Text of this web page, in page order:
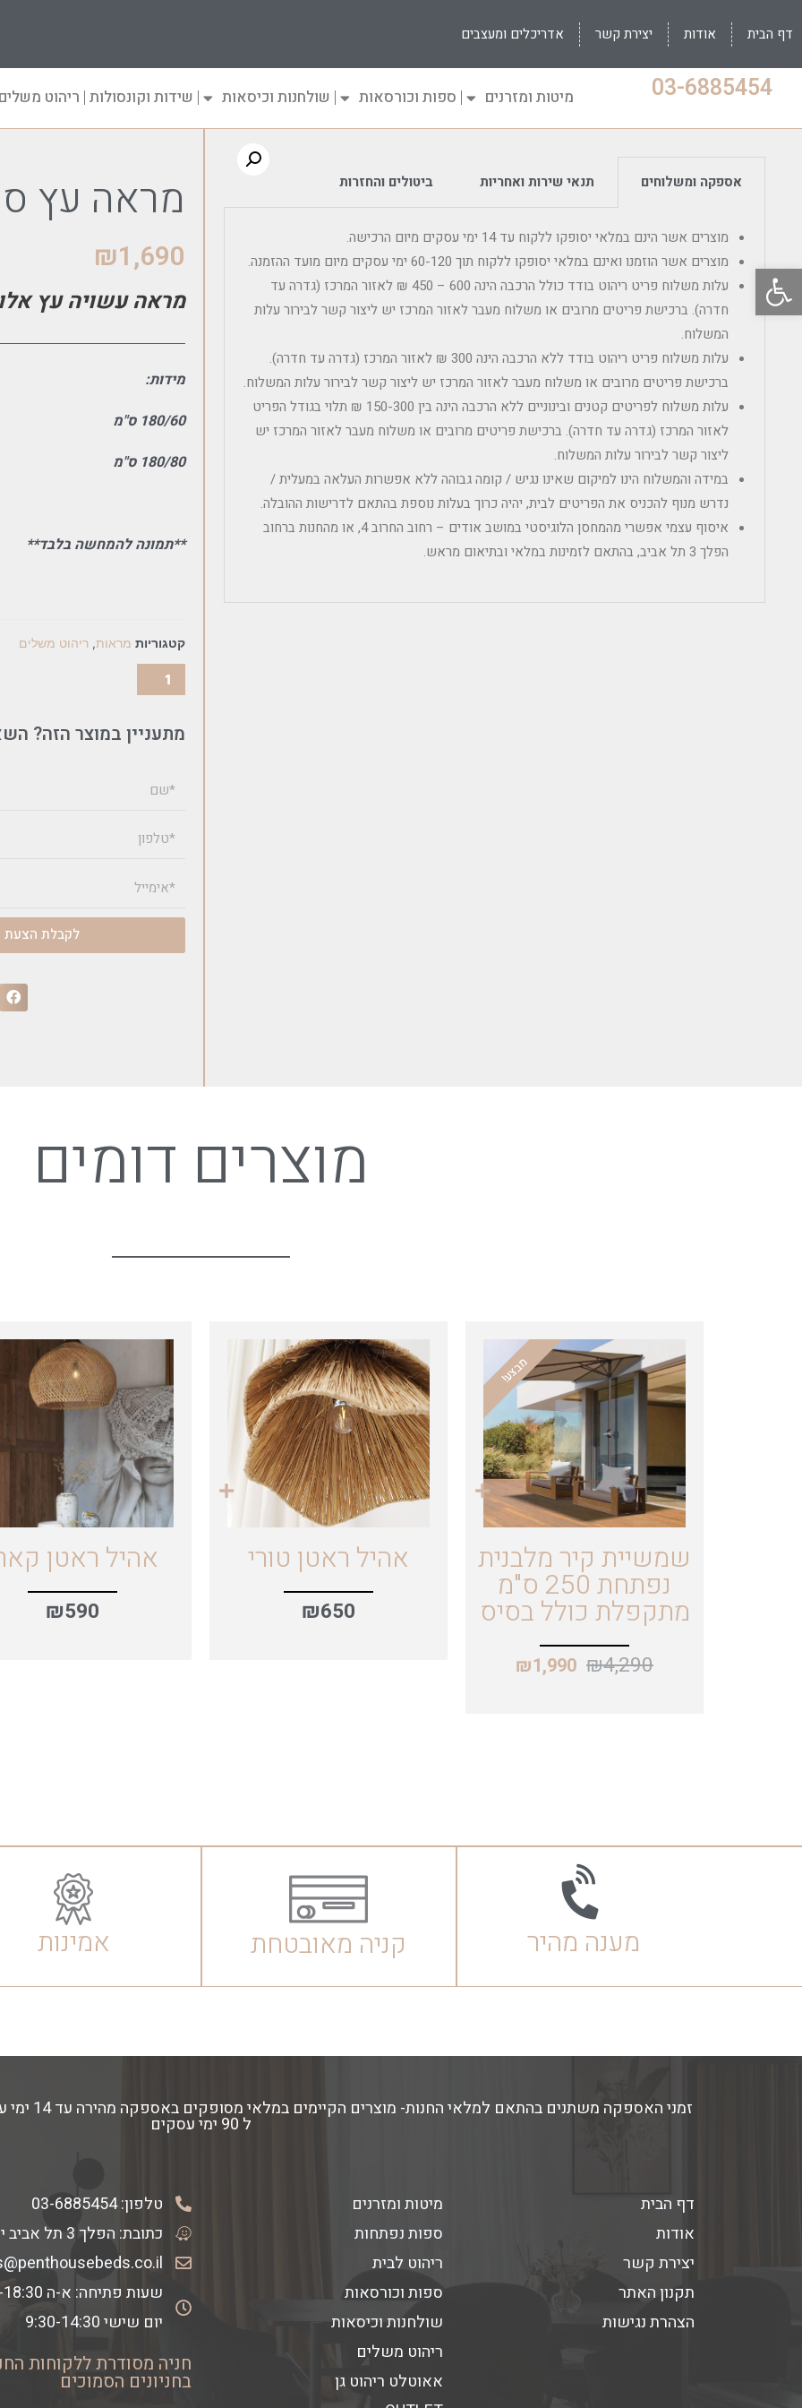
פתח סרגל נגישות
דף הבית אודות יצירת קשר אדריכלים ומעצבים
03-6885454 מיטות ומזרנים ספות וכורסאות שולחנות וכיסאות שידות וקונסולות ריהוט
אספקה ומשלוחים תנאי שירות ואחריות ביטולים והחזרות
מוצרים אשר הינם במלאי יסופקו ללקוח עד 14 ימי עסקים מיום הרכישה.
מוצרים אשר הוזמנו ואינם במלאי יסופקו ללקוח תוך 60-120 ימי עסקים מיום מועד ההזמנה.
עלות משלוח פריט ריהוט בודד כולל הרכבה הינה 600 – 450 ₪ לאזור המרכז (גדרה עד
חדרה). ברכישת פריטים מרובים או משלוח מעבר לאזור המרכז יש ליצור קשר לבירור עלות
המשלוח.
עלות משלוח פריט ריהוט בודד ללא הרכבה הינה 300 ₪ לאזור המרכז (גדרה עד חדרה).
ברכישת פריטים מרובים או משלוח מעבר לאזור המרכז יש ליצור קשר לבירור עלות המשלוח.
עלות משלוח לפריטים קטנים ובינוניים ללא הרכבה הינה בין 150-300 ₪ תלוי בגודל הפריט
לאזור המרכז (גדרה עד חדרה). ברכישת פריטים מרובים או משלוח מעבר לאזור המרכז יש
ליצור קשר לבירור עלות המשלוח.
במידה והמשלוח הינו למיקום שאינו נגיש / קומה גבוהה ללא אפשרות העלאה במעלית /
נדרש מנוף להכניס את הפריטים לבית, יהיה כרוך בעלות נוספת בהתאם לדרישות ההובלה.
איסוף עצמי אפשרי מהמחסן הלוגיסטי במושב אודים – רחוב החרוב 4, או מהחנות ברחוב
הפלך 3 תל אביב, בהתאם לזמינות במלאי ובתיאום מראש.
מראה עץ
₪1,690
מראה עשויה עץ
מידות:
180/60 ס"מ
180/80 ס"מ
**תמונה להמחשה בלבד**
קטגוריות מראות, ריהוט משלים
מתעניין במוצר הזה?
לקבלת הצעת
מוצרים דומים
מבצע!
שמשיית קיר מלבנית
נפתחת 250 ס"מ
מתקפלת כולל בסיס
₪4,290
₪1,990
אהיל ראטן טורי
₪650
אהיל ראטן
₪590
מענה מהיר קניה מאובטחת אמינות
ל 90 ימי עסקים
דף הבית
אודות
יצירת קשר
תקנון האתר
הצהרת נגישות
מיטות ומזרנים
ספות נפתחות
ריהוט לבית
ספות וכורסאות
שולחנות וכיסאות
ריהוט משלים
אאוטלט ריהוט גן
טלפון:03-6885454
כתובת: הפלך 3 תל אביב יפו
שעות פתיחה: א-ה 9:30-18:30
יום שישי 9:30-14:30
חניה מסודרת ללקוחות
בחניונים הסמוכים